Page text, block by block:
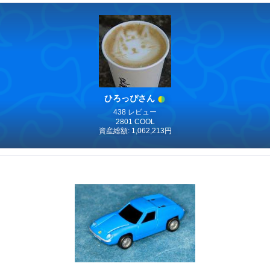
ひろっぴさん
438 レビュー
2801 COOL
資産総額: 1,062,213円